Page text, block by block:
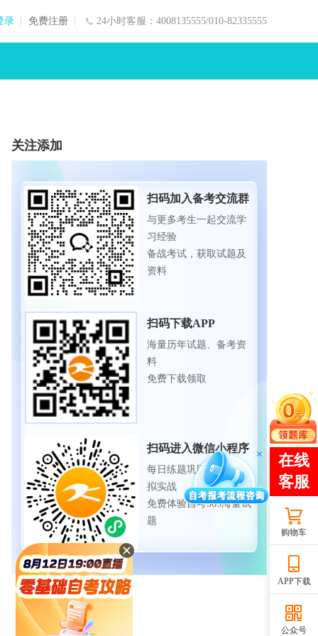
24小时客服：4008135555/010-82335555
录 免费注册
关注添加
扫码加入备考交流群
与更多考生一起交流学
习经验
备战考试，获取试题及
资料
扫码下载APP
海量历年试题、备考资
料
免费下载领取
扫码进入微信小程序
每日练题巩固、考前模
拟实战
免费体验自考365海量试
题
购物车
APP下载
公众号